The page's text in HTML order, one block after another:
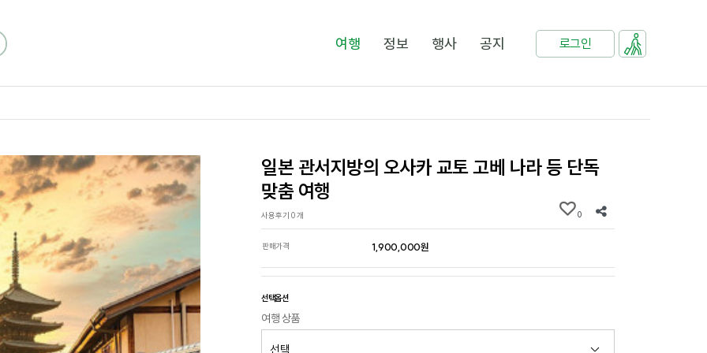
여행 정보 행사 공지 로그인
일본 관서지방의 오사카 교토 고베 나라 등 단독
맞춤 여행
사용후기 0 개 0
판매가격 1,900,000원
선택옵션
여행 상품